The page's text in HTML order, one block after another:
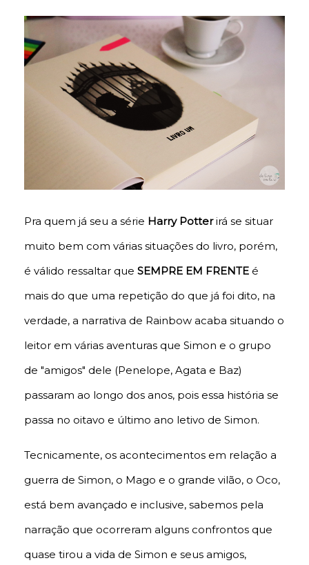
Pra quem já seu a série Harry Potterirá se situar
muito bem com várias situações do livro, porém,
é válido ressaltar que SEMPRE EM FRENTE é
mais do que uma repetição do que já foi dito, na
verdade, a narrativa de Rainbow acaba situando o
leitor em várias aventuras que Simon e o grupo
de "amigos" dele (Penelope, Agata e Baz)
passaram ao longo dos anos, pois essa história se
passa no oitavo e último ano letivo de Simon.
Tecnicamente, os acontecimentos em relação a
guerra de Simon, o Mago e o grande vilão, o Oco,
está bem avançado e inclusive, sabemos pela
narração que ocorreram alguns confrontos que
quase tirou a vida de Simon e seus amigos,